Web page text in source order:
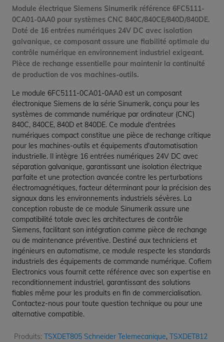
Module électrique Siemens Sinumerik référence 6FC5111-
0CA01-0AA0 pour systèmes CNC 840C/840CE/840D/840DE.
Doté de 16 entrées numériques 24V DC avec isolation
galvanique, ce composant assure une fiabilité optimale du
contrôle numérique en environnement industriel exigeant.
Pièce de rechange essentielle pour maintenir la continuité
de production de vos machines-outils.
Le module 6FC5111-0CA01-0AA0 est un composant
électronique Siemens de la série Sinumerik, conçu pour les
systèmes de commande numérique par ordinateur (CNC)
840C, 840CE, 840D et 840DE. Ce module d'entrées
numériques compact constitue une pièce de rechange critique
pour les machines-outils et équipements d'automatisation
industrielle. Il intègre 16 entrées numériques 24V DC avec
séparation galvanique, garantissant une isolation électrique
parfaite et une protection avancée contre les perturbations
électromagnétiques, facteur déterminant pour la précision des
signaux dans les environnements industriels sévères. La
conception robuste de ce module Sinumerik assure une
compatibilité totale avec les architectures de contrôle
Siemens, facilitant son intégration comme pièce de rechange
ou de maintenance préventive. Destiné aux techniciens et
ingénieurs en automatisme, ce module respecte les standards
industriels des équipements de commande numérique. Cofiem
Electronics vous fournit cette référence avec son expertise en
reconditionnement industriel, garantissant des solutions
fiables même pour les produits en fin de commercialisation.
Contactez-nous pour toute question technique ou pour une
alternative compatible.
Produits: TSXDET805 Schneider Telemecanique, TSXDET812